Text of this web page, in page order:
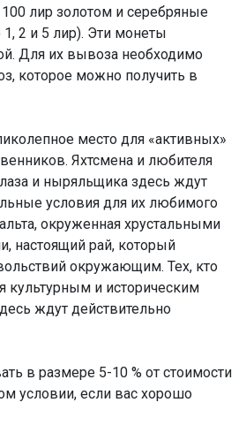
лир золотом и серебряные
2 и 5 лир). Эти монеты
Для их вывоза необходимо
которое можно получить в
место для «активных»
Яхтсмена и любителя
и ныряльщика здесь ждут
условия для их любимого
окруженная хрустальными
настоящий рай, который
окружающим. Тех, кто
культурным и историческим
ждут действительно
в размере 5-10 % от стоимости
условии, если вас хорошо